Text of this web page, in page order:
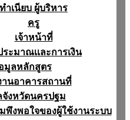
ทำเนียบ ผู้บริหาร
ครู
เจ้าหน้าที่
ะมาณเเละการเงิน
มูลหลักสูตร
นอาคารสถานที่
งหวัดนครปฐม
พึงพอใจของผู้ใช้งานระบบ